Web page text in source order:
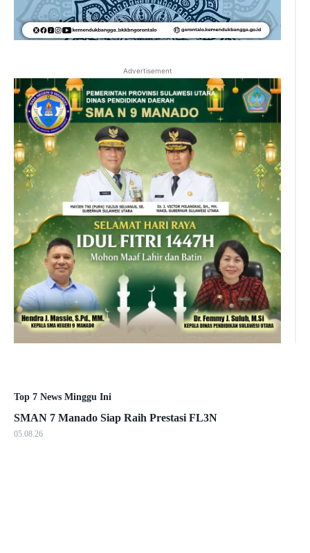
Advertisement
Top 7 News Minggu Ini
SMAN 7 Manado Siap Raih Prestasi FL3N
05.08.26